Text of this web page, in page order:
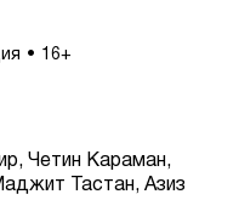
16+
Четин Караман,
Тастан, Азиз